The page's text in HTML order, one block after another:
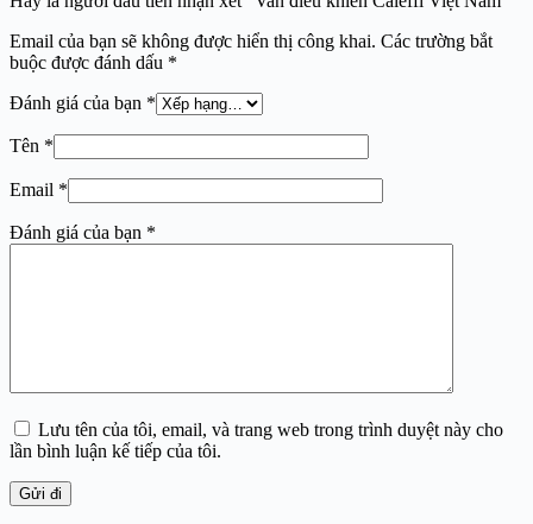
Email của bạn sẽ không được hiển thị công khai. Các trường bắt
buộc được đánh dấu *
Đánh giá của bạn *
Tên *
Email *
Đánh giá của bạn *
Lưu tên của tôi, email, và trang web trong trình duyệt này cho
lần bình luận kế tiếp của tôi.
Gửi đi